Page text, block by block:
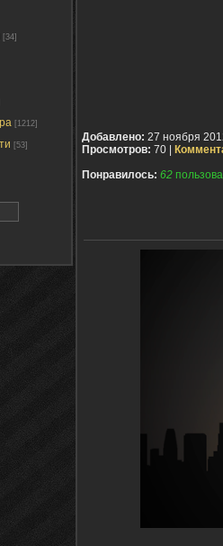
[34]
[1212]
[53]
Добавлено: 27 ноября
Просмотров: 70 |
Понравилось: 62